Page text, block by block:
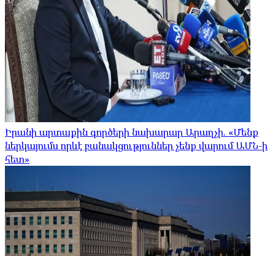
Իրանի արտաքին գործերի նախարար Արաղչի. «Մենք
ներկայումս որևէ բանակցություններ չենք վարում ԱՄՆ-ի
հետ»